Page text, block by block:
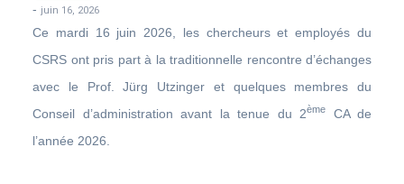
- juin 16, 2026
Ce mardi 16 juin 2026, les chercheurs et employés du
CSRS ont pris part à la traditionnelle rencontre d’échanges
avec le Prof. Jürg Utzinger et quelques membres du
Conseil d’administration avant la tenue du 2ème
CA de
l’année 2026.